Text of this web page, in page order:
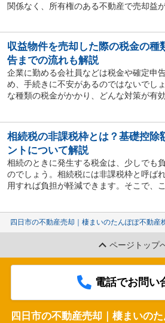
関係なく、所有権のある不動産で売却益が
収益物件を売却した際の税金の種
告までの流れも解説
企業に勤める会社員などは税金や確定申
め、手続きに不安があるのではないでし
な種類の税金がかかり、どんな対策が有
相続税の非課税枠とは？基礎控除
ントについて解説
相続のときに発生する税金は、少しでも
のでしょう。相続税には非課税枠と呼ば
用すれば負担が軽減できます。そこで、
四日市の不動産売却｜棲まいのたんぽぽ不動
ページトップ
電話でお問い
四日市の不動産売却｜棲まいの